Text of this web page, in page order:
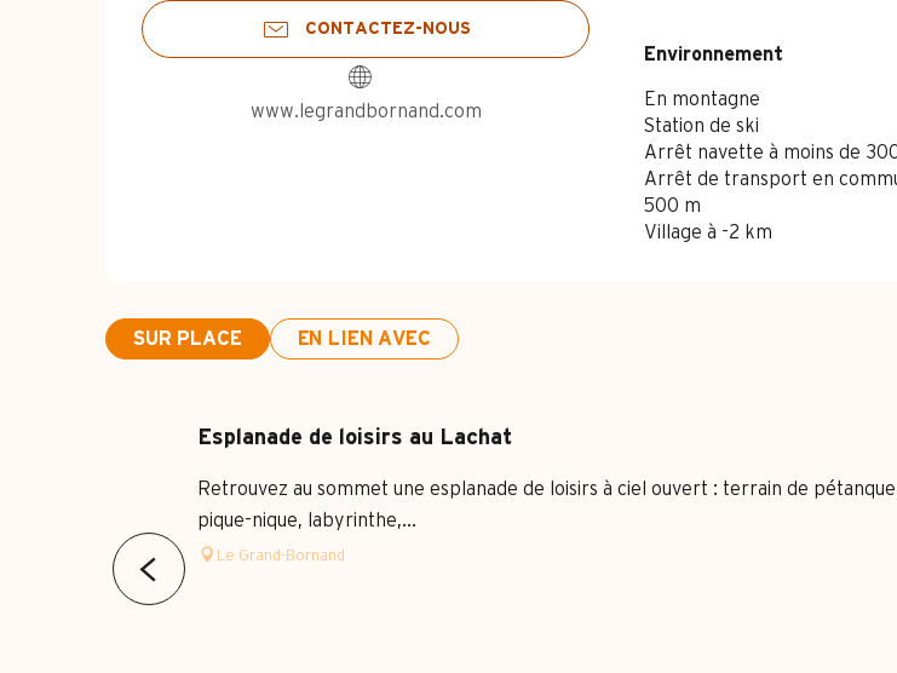
CONTACTEZ-NOUS
www.legrandbornand.com
Environnement
Environnement
En montagne
Station de ski
Arrêt navette à moins de
Arrêt de transport en
500 m
Village à -2 km
SUR PLACE EN LIEN AVEC
Esplanade de loisirs au Lachat
Retrouvez au sommet une esplanade de loisirs à ciel ouvert : terrain de
pique-nique, labyrinthe,...
Le Grand-Bornand